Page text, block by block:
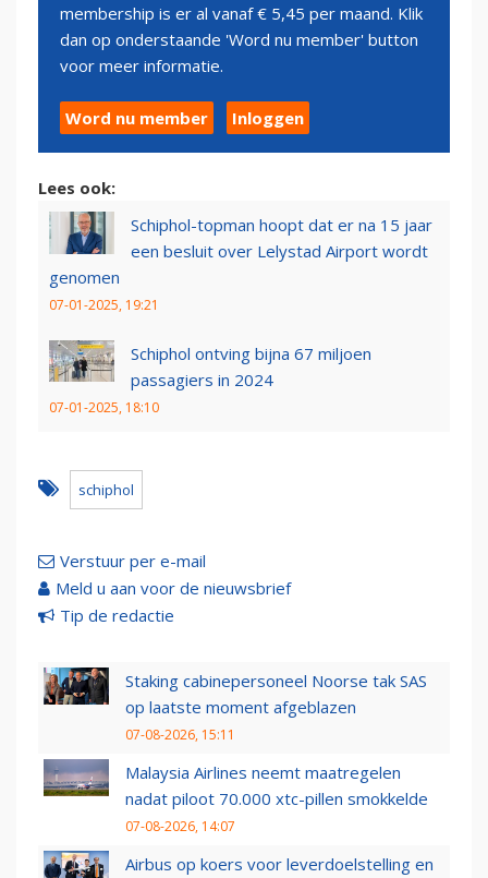
membership is er al vanaf € 5,45 per maand. Klik
dan op onderstaande 'Word nu member' button
voor meer informatie.
Word nu member Inloggen
Lees ook:
Schiphol-topman hoopt dat er na 15 jaar
een besluit over Lelystad Airport wordt
genomen
07-01-2025, 19:21
Schiphol ontving bijna 67 miljoen
passagiers in 2024
07-01-2025, 18:10
schiphol
Verstuur per e-mail
Meld u aan voor de nieuwsbrief
Tip de redactie
Staking cabinepersoneel Noorse tak SAS
op laatste moment afgeblazen
07-08-2026, 15:11
Malaysia Airlines neemt maatregelen
nadat piloot 70.000 xtc-pillen smokkelde
07-08-2026, 14:07
Airbus op koers voor leverdoelstelling en